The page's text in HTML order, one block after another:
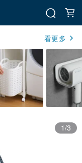
看更多
1/3